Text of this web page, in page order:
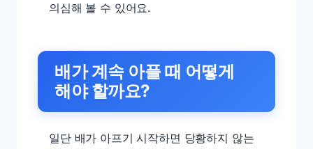
의심해 볼 수 있어요.
배가 계속 아플 때 어떻게
해야 할까요?
일단 배가 아프기 시작하면 당황하지 않는